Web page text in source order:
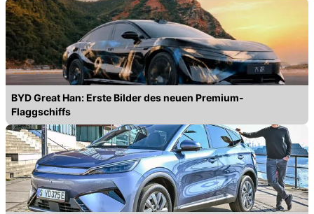
BYD Great Han: Erste Bilder des neuen Premium-
Flaggschiffs